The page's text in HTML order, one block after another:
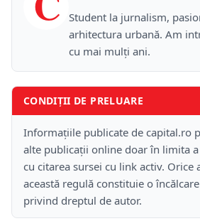
Student la jurnalism,
arhitectura urbană. Am
cu mai mulți ani.
CONDIȚII DE PRELUARE
Informațiile publicate de capital.ro
alte publicații online doar în limita
cu citarea sursei cu link activ. Orice
această regulă constituie o
privind dreptul de autor.